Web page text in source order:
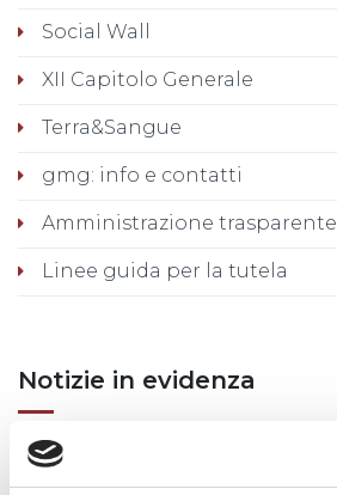
Social Wall
XII Capitolo Generale
Terra&Sangue
gmg: info e contatti
Amministrazione trasparente
Linee guida per la tutela
Notizie in evidenza